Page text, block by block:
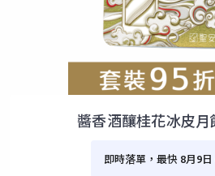
醬香酒釀桂花冰皮
即時落單，最快 8月9